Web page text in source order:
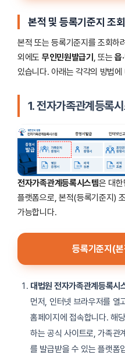
본적 및 등록기준지 조
본적 또는 등록기준지를 조회하
외에도 무인민원발급기 , 또는읍
있습니다. 아래는 각각의 방법
1.전자가족관계등록
전자가족관계등록시스템은 대
플랫폼으로, 본적(등록기준지)
가능합니다.
등록기준지(
대법원 전자가족관계등록시
먼저, 인터넷 브라우저를 열
홈페이지에 접속합니다. 해
하는 공식 사이트로, 가족관
를 발급받을 수 있는 플랫폼